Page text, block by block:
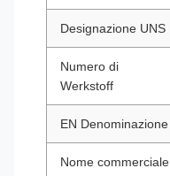
Designazione UNS
Numero di
Werkstoff
EN Denominazione
Nome commerciale